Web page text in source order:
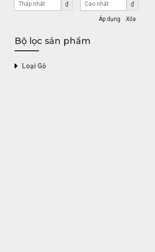
₫ ₫
Xóa
Bộ lọc sản phẩm
Loại Gỗ